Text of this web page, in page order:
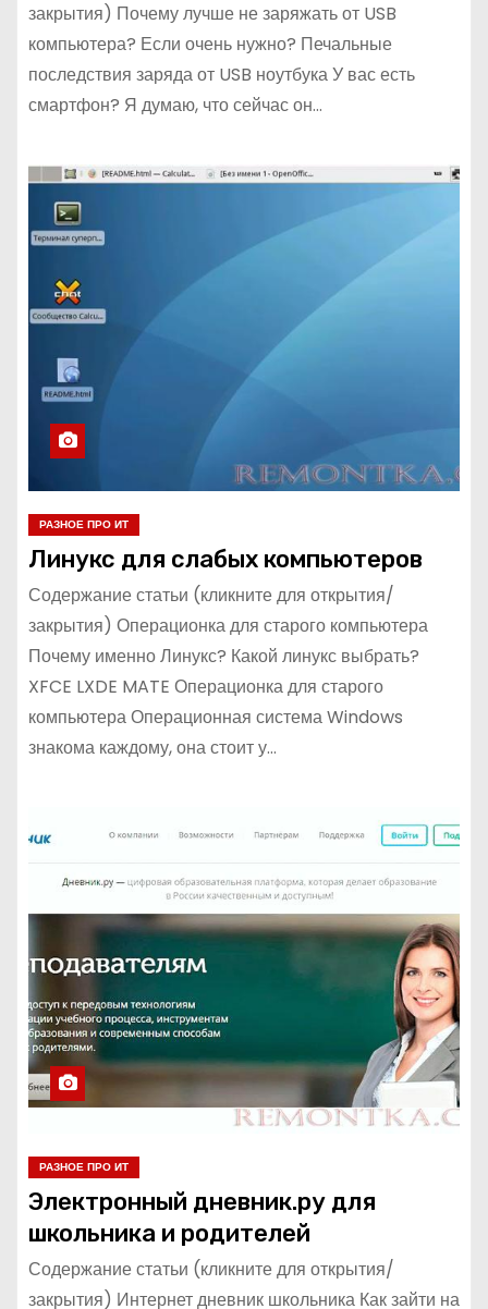
закрытия) Почему лучше не заряжать от USB
компьютера? Если очень нужно? Печальные
последствия заряда от USB ноутбука У вас есть
смартфон? Я думаю, что сейчас он…
РАЗНОЕ ПРО ИТ
Линукс для слабых компьютеров
Содержание статьи (кликните для открытия/
закрытия) Операционка для старого компьютера
Почему именно Линукс? Какой линукс выбрать?
XFCE LXDE MATE Операционка для старого
компьютера Операционная система Windows
знакома каждому, она стоит у…
РАЗНОЕ ПРО ИТ
Электронный дневник.ру для
школьника и родителей
Содержание статьи (кликните для открытия/
закрытия) Интернет дневник школьника Как зайти на